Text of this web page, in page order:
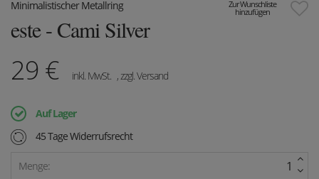
Zur Wunschliste
hinzufügen
Minimalistischer Metallring
este - Cami Silver
29 € inkl. MwSt. , zzgl. Versand
Auf Lager
45 Tage Widerrufsrecht
Menge: